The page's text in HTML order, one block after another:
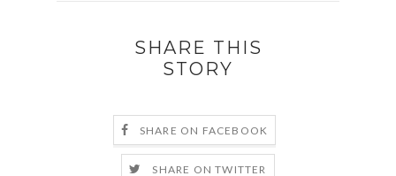
SHARE THIS
STORY
SHARE ON FACEBOOK
SHARE ON TWITTER